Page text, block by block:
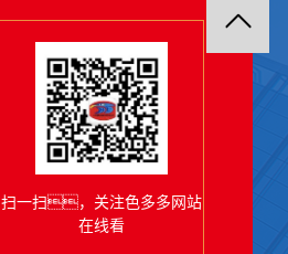
扫一扫，关注色多多网站
在线看